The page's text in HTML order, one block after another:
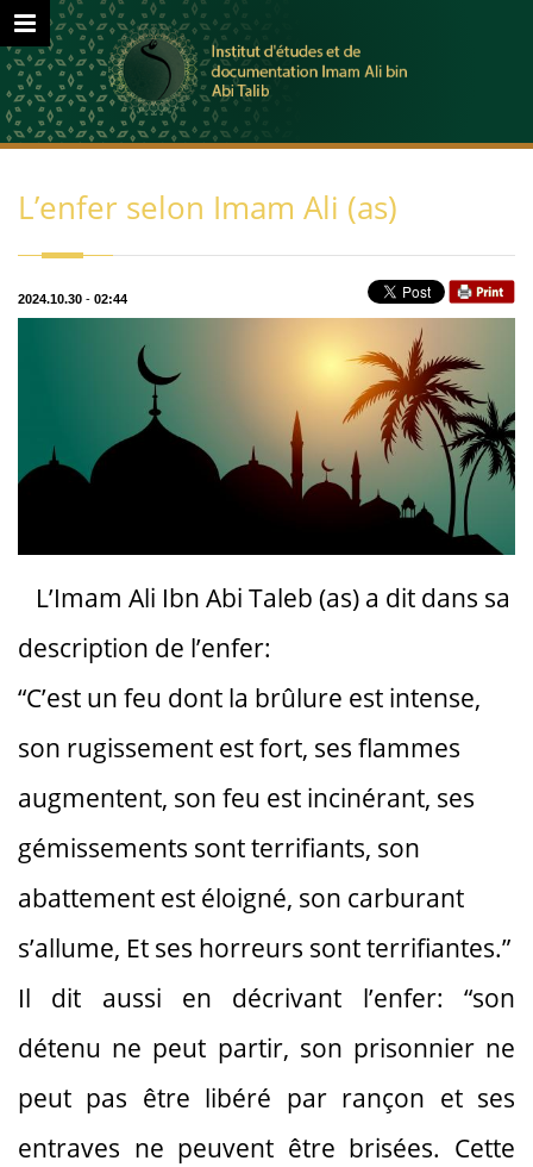
L’enfer selon Imam Ali (as)
2024.10.30 - 02:44
L’Imam Ali Ibn Abi Taleb (as) a dit dans sa
description de l’enfer:
“C’est un feu dont la brûlure est intense,
son rugissement est fort, ses flammes
augmentent, son feu est incinérant, ses
gémissements sont terrifiants, son
abattement est éloigné, son carburant
s’allume, Et ses horreurs sont terrifiantes.”
Il dit aussi en décrivant l’enfer: “son
détenu ne peut partir, son prisonnier ne
peut pas être libéré par rançon et ses
entraves ne peuvent être brisées. Cette